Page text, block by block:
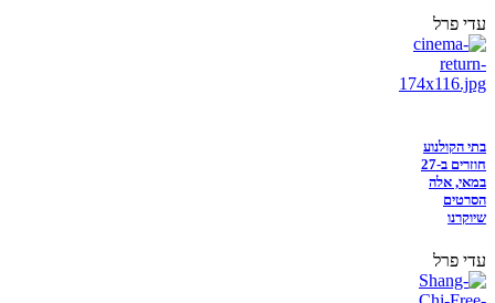
עדי פרל
בתי הקולנוע
חוזרים ב-27
במאי, אלה
הסרטים
שיוקרנו
עדי פרל